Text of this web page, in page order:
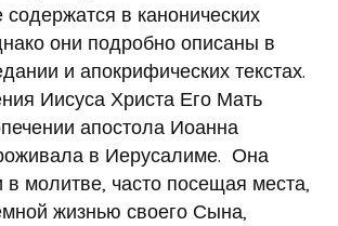
в канонических
они подробно описаны в
и апокрифических текстах.
Иисуса Христа Его Мать
апостола Иоанна
в Иерусалиме. Она
молитве, часто посещая места,
жизнью своего Сына,